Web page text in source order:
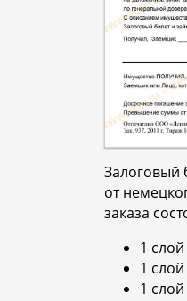
Залоговый
от
заказа
1
1
1